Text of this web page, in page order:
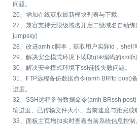
问题。
26、增加在线获取最新模块列表与下载。
27、兼容支持无限级域名开启二级域名自动绑
jumpsky)
28、改进amh.c脚本，获取用户实际id，shell
29、解决安全模式环境下读取gbk编码的xml问
30、解决安全模式环境下ssl链接失败问题。
31、FTP远程备份数据命令(amh BRftp post)
进度。
32、SSH远程备份数据命令(amh BRssh
输进度、已传输文件大小、当前速度与距完成
33、面板主页增加实时查看当前系统信息控制